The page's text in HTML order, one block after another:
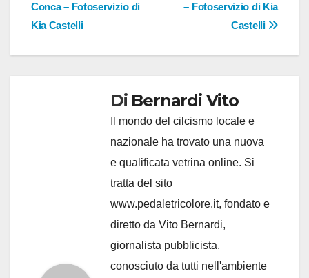
– Fotoservizio di Kia
Castelli
Conca – Fotoservizio di
Kia Castelli
Di Bernardi Vito
Il mondo del cilcismo locale e
nazionale ha trovato una nuova
e qualificata vetrina online. Si
tratta del sito
www.pedaletricolore.it, fondato e
diretto da Vito Bernardi,
giornalista pubblicista,
conosciuto da tutti nell'ambiente